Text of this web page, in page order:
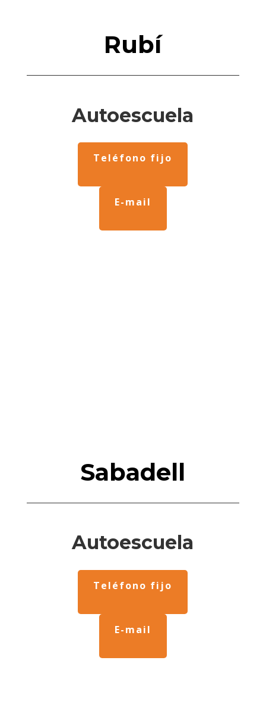
Rubí
Autoescuela
Teléfono fijo
E-mail
Sabadell
Autoescuela
Teléfono fijo
E-mail